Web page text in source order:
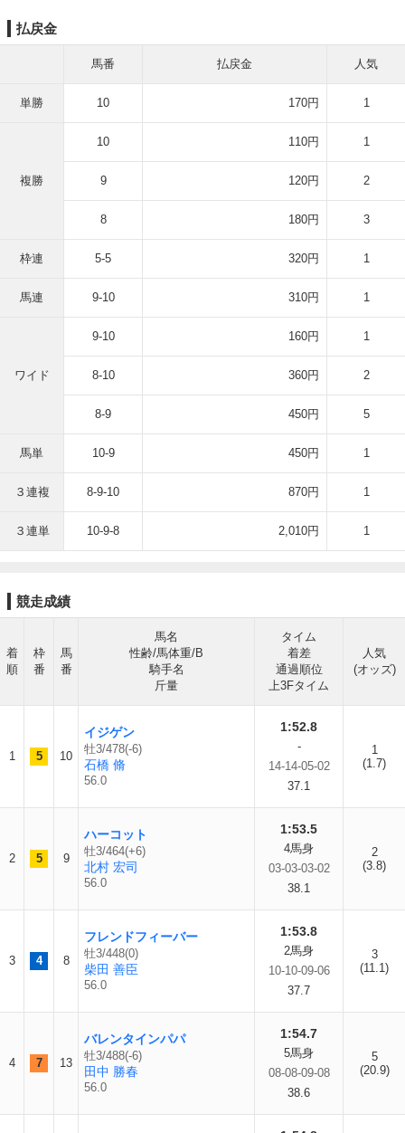
払戻金
馬番 払戻金 人気
単勝 10 170円 1
複勝
10 110円 1
9 120円 2
8 180円 3
枠連 5-5 320円 1
馬連 9-10 310円 1
ワイド
9-10 160円 1
8-10 360円 2
8-9 450円 5
馬単 10-9 450円 1
３連複 8-9-10 870円 1
３連単 10-9-8 2,010円 1
競走成績
着
順
枠
番
馬
番
馬名
性齢/馬体重/B
騎手名
斤量
タイム
着差
通過順位
上3Fタイム
人気
(オッズ)
1 5 10
イジゲン
牡3/478(-6)
石橋 脩
56.0
1:52.8
-
14-14-05-02
37.1
1
(1.7)
2 5 9
ハーコット
牡3/464(+6)
北村 宏司
56.0
1:53.5
4馬身
03-03-03-02
38.1
2
(3.8)
3 4 8
フレンドフィーバー
牡3/448(0)
柴田 善臣
56.0
1:53.8
2馬身
10-10-09-06
37.7
3
(11.1)
4 7 13
バレンタインパパ
牡3/488(-6)
田中 勝春
56.0
1:54.7
5馬身
08-08-09-08
38.6
5
(20.9)